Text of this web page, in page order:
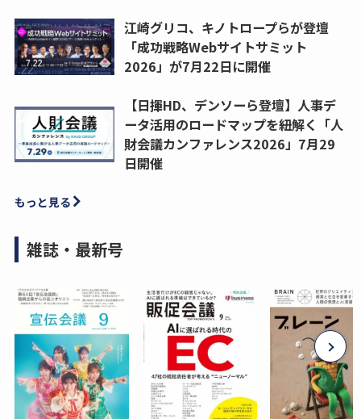
江崎グリコ、キノトロープらが登壇
「成功戦略Webサイトサミット
2026」が7月22日に開催
【日揮HD、デンソーら登壇】人事デ
ータ活用のロードマップを紐解く「人
財会議カンファレンス2026」7月29
日開催
もっと見る
雑誌・最新号